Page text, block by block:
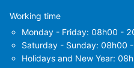
Working time
Monday - Friday: 08h00 -
Saturday - Sunday: 08h00
Holidays and New Year: